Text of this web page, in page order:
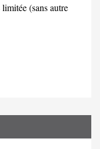
(sans autre